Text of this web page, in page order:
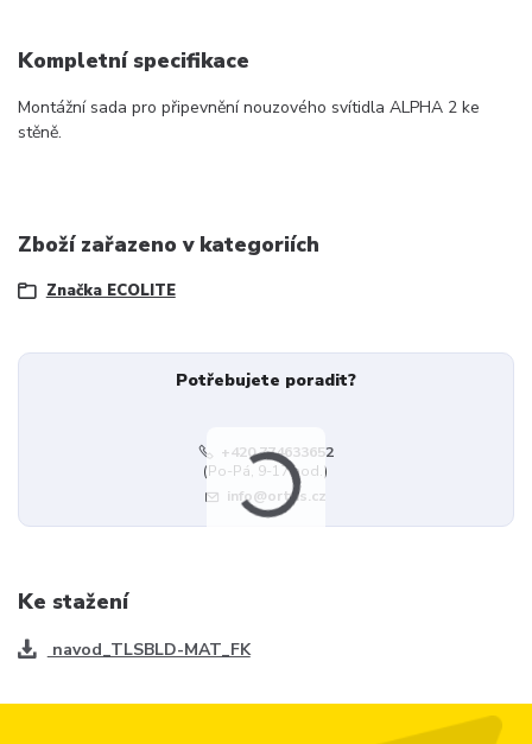
Kompletní specifikace
Montážní sada pro připevnění nouzového svítidla ALPHA 2 ke
stěně.
Zboží zařazeno v kategoriích
Značka ECOLITE
Potřebujete poradit?
+420 774633652
(Po-Pá, 9-17 hod.)
info@ortus.cz
Ke stažení
navod_TLSBLD-MAT_FK